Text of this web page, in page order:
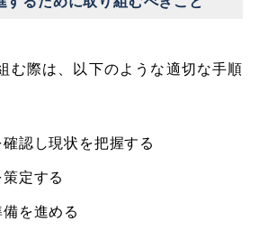
む際は、以下のような適切な手順
認し現状を把握する
定する
を進める